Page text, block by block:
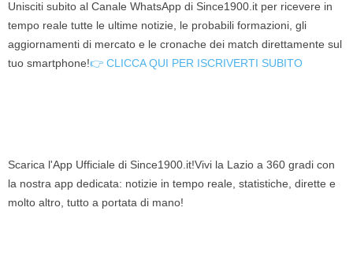
Unisciti subito al Canale WhatsApp di Since1900.it per ricevere in
tempo reale tutte le ultime notizie, le probabili formazioni, gli
aggiornamenti di mercato e le cronache dei match direttamente sul
tuo smartphone!👉 CLICCA QUI PER ISCRIVERTI SUBITO
Scarica l'App Ufficiale di Since1900.it!Vivi la Lazio a 360 gradi con
la nostra app dedicata: notizie in tempo reale, statistiche, dirette e
molto altro, tutto a portata di mano!